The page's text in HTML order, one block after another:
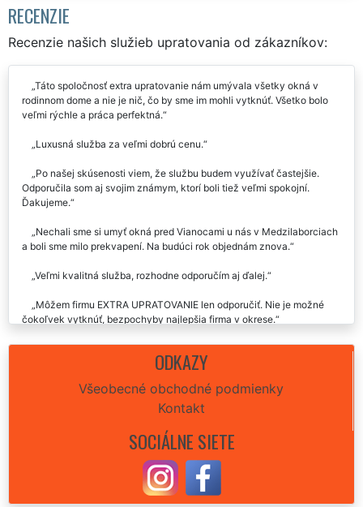
RECENZIE
Recenzie našich služieb upratovania od zákazníkov:
Táto spoločnosť extra upratovanie nám umývala všetky okná v
rodinnom dome a nie je nič, čo by sme im mohli vytknúť. Všetko bolo
veľmi rýchle a práca perfektná.
Luxusná služba za veľmi dobrú cenu.
Po našej skúsenosti viem, že službu budem využívať častejšie.
Odporučila som aj svojim známym, ktorí boli tiež veľmi spokojní.
Ďakujeme.
Nechali sme si umyť okná pred Vianocami u nás v Medzilaborciach
a boli sme milo prekvapení. Na budúci rok objednám znova.
Veľmi kvalitná služba, rozhodne odporučím aj ďalej.
Môžem firmu EXTRA UPRATOVANIE len odporučiť. Nie je možné
čokoľvek vytknúť, bezpochyby najlepšia firma v okrese.
Skvelý servis, odporúčam.
sme za to radi, nabudúce už len táto supr firma.
Parádna služba za solídnu cenu.
ODKAZY
Všeobecné obchodné podmienky
Kontakt
SOCIÁLNE SIETE